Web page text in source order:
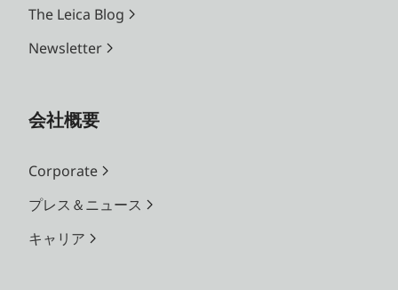
The Leica Blog
Newsletter
会社概要
Corporate
プレス＆ニュース
キャリア